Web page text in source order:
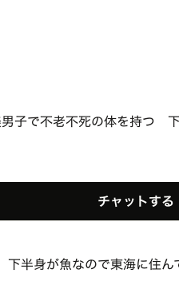
子で不老不死の体を持つ　
チャットする
半身が魚なので東海に住